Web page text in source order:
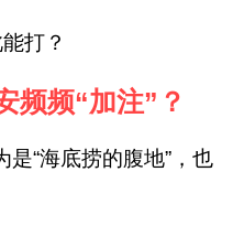
打？
频频“加注”？
“海底捞的腹地”，也